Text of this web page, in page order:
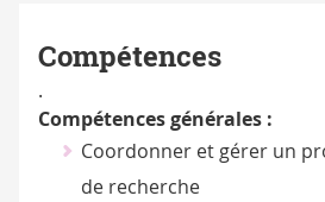
Compétences
.
Compétences générales :
Coordonner et gérer un
de recherche